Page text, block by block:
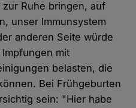
Ruhe bringen, auf
unser Immunsystem
anderen Seite würde
mit
belasten, die
Bei Frühgeburten
sein: "Hier habe